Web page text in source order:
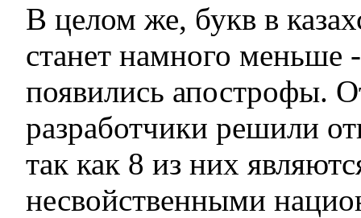
В целом же, букв в
станет намного меньше
появились апострофы.
разработчики решили
так как 8 из них
несвойственными